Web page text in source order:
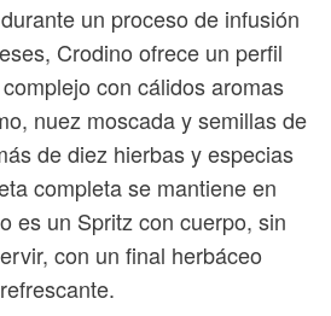
un proceso de infusión
Crodino ofrece un perfil
con cálidos aromas
nuez moscada y semillas de
de diez hierbas y especias
completa se mantiene en
es un Spritz con cuerpo, sin
con un final herbáceo